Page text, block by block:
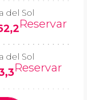
del Sol
Reservar
del Sol
Reservar